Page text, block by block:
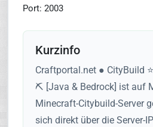
Port: 2003
Kurzinfo
Craftportal.net ● CityBuild
⛏️ [Java & Bedrock] ist auf
Minecraft-Citybuild-Server
sich direkt über die Server-